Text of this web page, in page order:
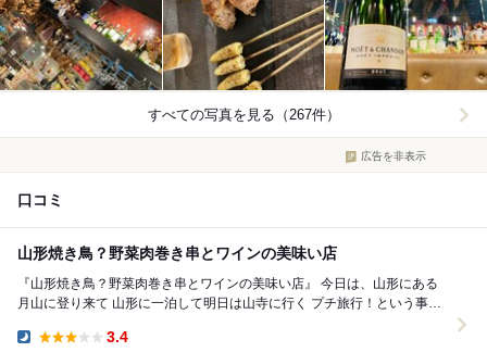
すべての写真を見る（267件）
広告を非表示
口コミ
山形焼き鳥？野菜肉巻き串とワインの美味い店
『山形焼き鳥？野菜肉巻き串とワインの美味い店』 今日は、山形にある
月山に登り来て 山形に一泊して明日は山寺に行く プチ旅行！という事で
3.4